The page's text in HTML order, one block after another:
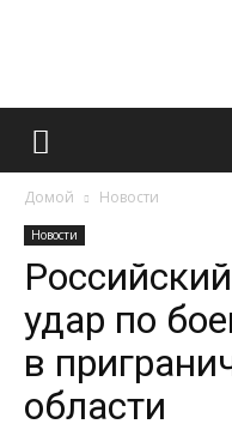
Домой Новости
Новости
удар по
в
области